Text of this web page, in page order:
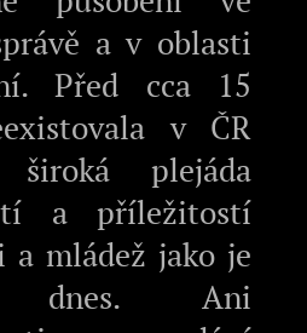
a v oblasti
Před cca 15
v ČR
široká plejáda
a příležitostí
a mládež jako je
dnes. Ani